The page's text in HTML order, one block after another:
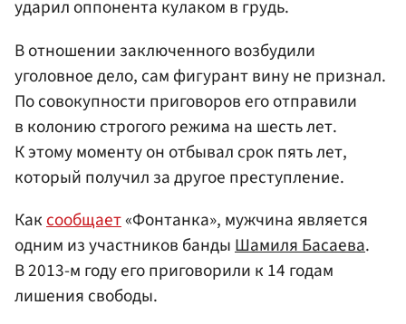
ударил оппонента кулаком в грудь.
В отношении заключенного возбудили
уголовное дело, сам фигурант вину не признал.
По совокупности приговоров его отправили
в колонию строгого режима на шесть лет.
К этому моменту он отбывал срок пять лет,
который получил за другое преступление.
Каксообщает«Фонтанка», мужчина является
одним из участников бандыШамиля Басаева.
В 2013-м году его приговорили к 14 годам
лишения свободы.